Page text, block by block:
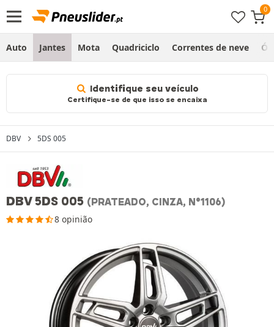
Auto Jantes Mota Quadriciclo Correntes de neve
Identifique seu veículo
Certifique-se de que isso se encaixa
DBV 5DS 005
DBV 5DS 005 (PRATEADO, CINZA, N°1106)
8 opinião